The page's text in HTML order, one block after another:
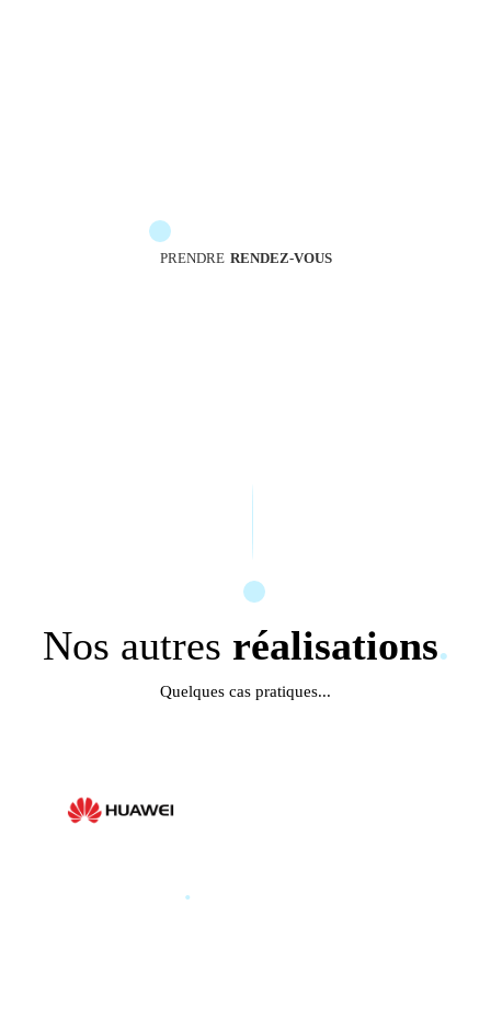
PRENDRE RENDEZ-VOUS
Nos autres réalisations.
Quelques cas pratiques...
.